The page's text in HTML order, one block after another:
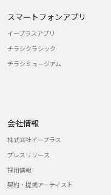
スマートフォンアプリ
イープラスアプリ
チラシクラシック
チラシミュージアム
会社情報
株式会社イープラス
プレスリリース
採用情報
契約・提携アーティスト